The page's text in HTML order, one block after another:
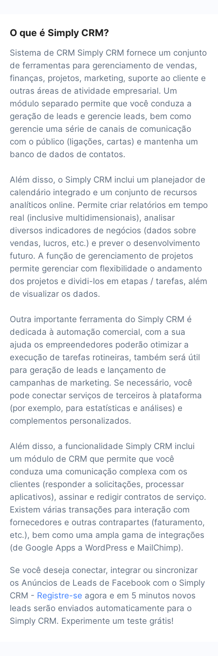
O que é Simply CRM?
Sistema de CRM Simply CRM fornece um conjunto
de ferramentas para gerenciamento de vendas,
finanças, projetos, marketing, suporte ao cliente e
outras áreas de atividade empresarial. Um
módulo separado permite que você conduza a
geração de leads e gerencie leads, bem como
gerencie uma série de canais de comunicação
com o público (ligações, cartas) e mantenha um
banco de dados de contatos.
Além disso, o Simply CRM inclui um planejador de
calendário integrado e um conjunto de recursos
analíticos online. Permite criar relatórios em tempo
real (inclusive multidimensionais), analisar
diversos indicadores de negócios (dados sobre
vendas, lucros, etc.) e prever o desenvolvimento
futuro. A função de gerenciamento de projetos
permite gerenciar com flexibilidade o andamento
dos projetos e dividi-los em etapas / tarefas, além
de visualizar os dados.
Outra importante ferramenta do Simply CRM é
dedicada à automação comercial, com a sua
ajuda os empreendedores poderão otimizar a
execução de tarefas rotineiras, também será útil
para geração de leads e lançamento de
campanhas de marketing. Se necessário, você
pode conectar serviços de terceiros à plataforma
(por exemplo, para estatísticas e análises) e
complementos personalizados.
Além disso, a funcionalidade Simply CRM inclui
um módulo de CRM que permite que você
conduza uma comunicação complexa com os
clientes (responder a solicitações, processar
aplicativos), assinar e redigir contratos de serviço.
Existem várias transações para interação com
fornecedores e outras contrapartes (faturamento,
etc.), bem como uma ampla gama de integrações
(de Google Apps a WordPress e MailChimp).
Se você deseja conectar, integrar ou sincronizar
os Anúncios de Leads de Facebook com o Simply
CRM - Registre-se agora e em 5 minutos novos
leads serão enviados automaticamente para o
Simply CRM. Experimente um teste grátis!